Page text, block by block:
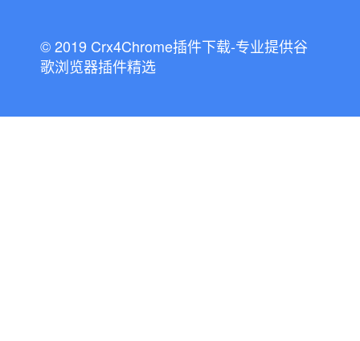
© 2019 Crx4Chrome插件下载-专业提供谷
歌浏览器插件精选